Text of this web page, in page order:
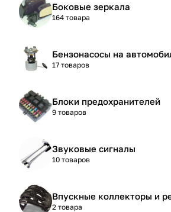
Боковые зеркала
164 товара
Бензонасосы на
17 товаров
Блоки предохранителей
9 товаров
Звуковые сигналы
10 товаров
Впускные коллекторы и
2 товара